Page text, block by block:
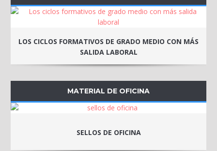
LOS CICLOS FORMATIVOS DE GRADO MEDIO CON MÁS
SALIDA LABORAL
MATERIAL DE OFICINA
SELLOS DE OFICINA